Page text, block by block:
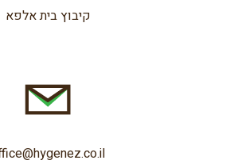
קיבוץ בית אלפא